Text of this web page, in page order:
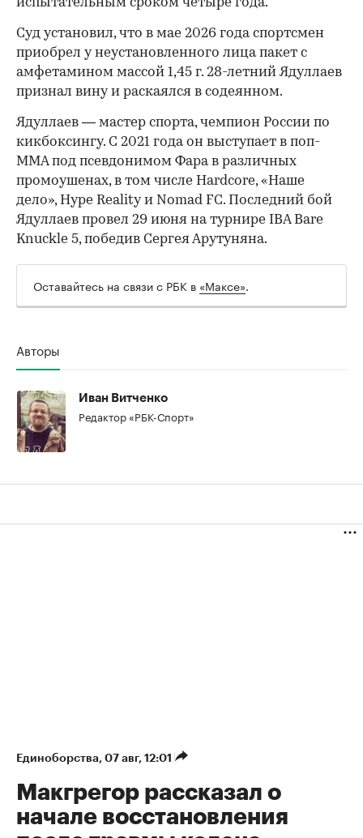
Суд установил, что в мае 2026 года спортсмен
приобрел у неустановленного лица пакет с
амфетамином массой 1,45 г. 28-летний Ядуллаев
признал вину и раскаялся в содеянном.
Ядуллаев — мастер спорта, чемпион России по
кикбоксингу. С 2021 года он выступает в поп-
ММА под псевдонимом Фара в различных
промоушенах, в том числе Hardcore, «Наше
дело», Hype Reality и Nomad FC. Последний бой
Ядуллаев провел 29 июня на турнире IBA Bare
Knuckle 5, победив Сергея Арутуняна.
Оставайтесь на связи с РБК в «Максе».
Авторы
Иван Витченко
Редактор «РБК-Спорт»
Единоборства⁠, 07 авг, 12:01
Макгрегор рассказал о
начале восстановления